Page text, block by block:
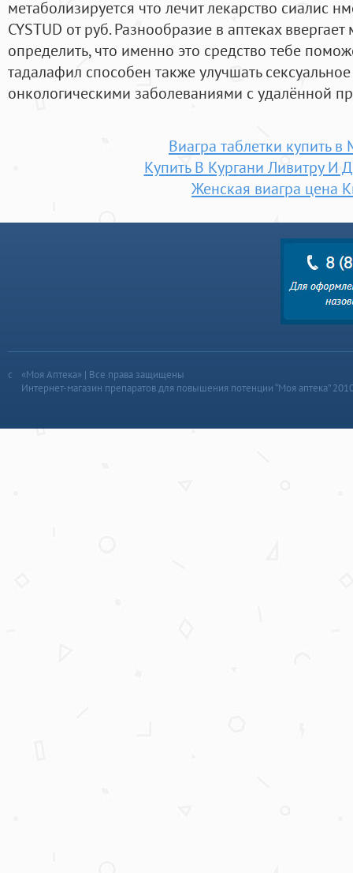
метаболизируется что лечит лекарство сиалис
CYSTUD от руб. Разнообразие в аптеках
определить, что именно это средство тебе
тадалафил способен также улучшать
онкологическими заболеваниями с удалённой
Виагра таблетки купить в
Купить В Кургани Ливитру И
Женская виагра цена
«Моя Аптека» | Все права защищены
Интернет-магазин препаратов для повышения потенции “Моя аптека”